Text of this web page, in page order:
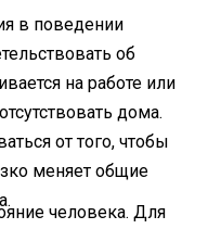
в поведении
об
на работе или
дома.
от того, чтобы
меняет общие
человека. Для